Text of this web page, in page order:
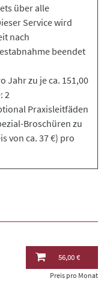
über alle
Service wird
nach
beendet
Jahr zu je ca. 151,00
2
Praxisleitfäden
Broschüren zu
von ca. 37 €) pro
56,00 €
Preis pro Monat